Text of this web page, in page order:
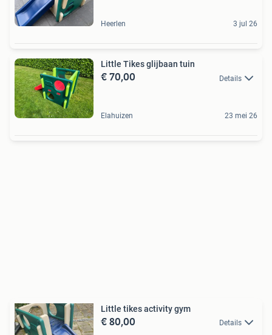
Heerlen 3 jul 26
Little Tikes glijbaan tuin
€ 70,00 Details
Elahuizen 23 mei 26
Little tikes activity gym
€ 80,00 Details